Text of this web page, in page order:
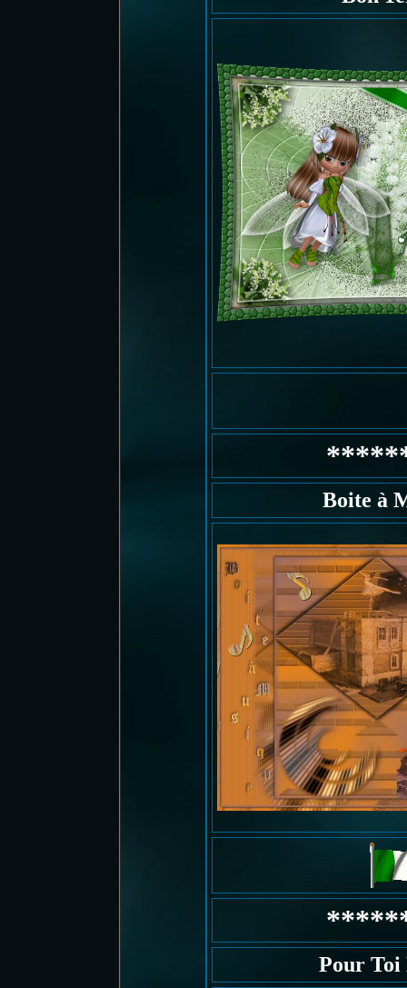
Boite à
Pour Toi